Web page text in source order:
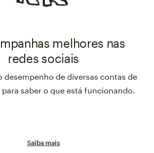
melhores nas
redes sociais
desempenho de diversas contas de
para saber o que está funcionando.
Saiba mais